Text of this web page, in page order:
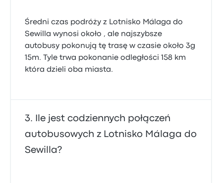
Średni czas podróży z Lotnisko Málaga do
Sewilla wynosi około , ale najszybsze
autobusy pokonują tę trasę w czasie około 3g
15m. Tyle trwa pokonanie odległości 158 km
która dzieli oba miasta.
Ile jest codziennych połączeń
autobusowych z Lotnisko Málaga do
Sewilla?